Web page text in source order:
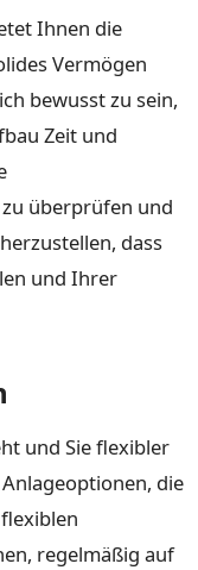
Ihnen die
Vermögen
bewusst zu sein,
Zeit und
überprüfen und
dass
und Ihrer
und Sie flexibler
die
regelmäßig auf